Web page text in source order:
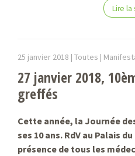
Lire la
25 janvier 2018 | Toutes |
27 janvier 2018,
greffés
Cette année, la Journée
ses 10 ans. RdV au Palais
présence de tous les